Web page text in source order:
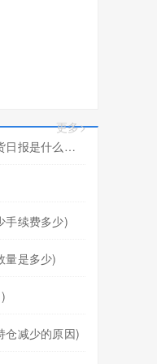
更多>
期货日报是什么组织机构(期货日报是什么组织机构的)
手续费多少)
量是多少)
仓减少的原因)